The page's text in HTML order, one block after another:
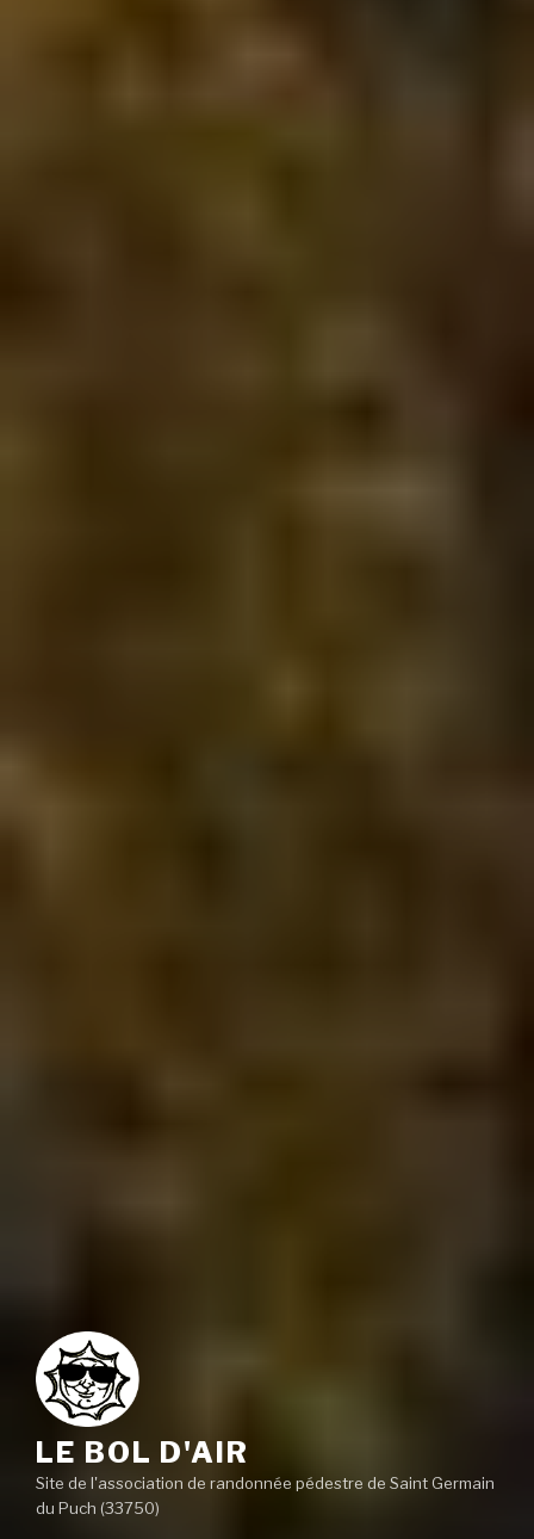
LE BOL D'AIR
Site de l'association de randonnée pédestre de Saint Germain
du Puch (33750)